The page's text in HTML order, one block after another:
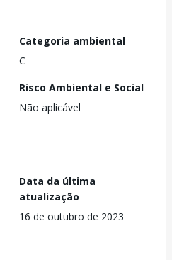
Categoria ambiental
C
Risco Ambiental e Social
Não aplicável
Data da última
atualização
16 de outubro de 2023